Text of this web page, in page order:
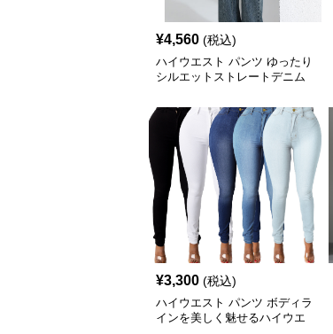
¥4,560 (税込)
ハイウエスト パンツ ゆったり
シルエットストレートデニム
¥3,300 (税込)
ハイウエスト パンツ ボディラ
インを美しく魅せるハイウエ